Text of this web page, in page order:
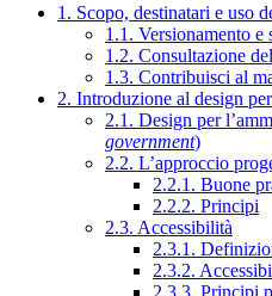
1. Scopo, destinatari e uso
1.1. Versionamento e
1.2. Consultazione
1.3. Contribuisci al
2. Introduzione al design
2.1. Design per
government)
2.2. L’approccio
2.2.1. Buone
2.2.2. Principi
2.3. Accessibilità
2.3.1.
2.3.2.
2.3.3. Principi